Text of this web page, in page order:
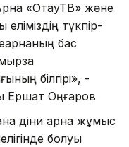
«ОтауТВ» және
түкпір-
бас
білгірі», -
Ершат Оңғаров
діни арна жұмыс
болуы